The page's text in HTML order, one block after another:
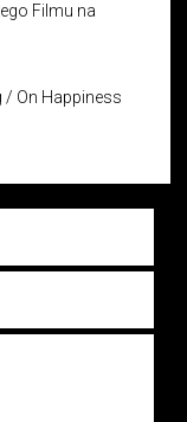
Filmu na
/ On Happiness